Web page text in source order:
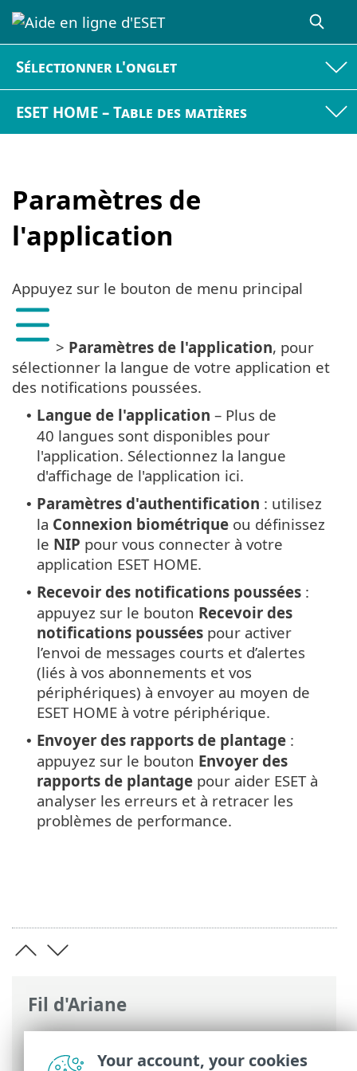
Sélectionner l'onglet
ESET HOME – Table des matières
Paramètres de
l'application
Fil d'Ariane
Aide en ligne d'ESET>ESET HOME>ESET
HOME application mobile > Paramètres
Appuyez sur le bouton de menu principal
> Paramètres de l'application, pour
sélectionner la langue de votre application et
des notifications poussées.
• Langue de l'application – Plus de
40 langues sont disponibles pour
l'application. Sélectionnez la langue
d'affichage de l'application ici.
• Paramètres d'authentification : utilisez
la Connexion biométrique ou définissez
le NIP pour vous connecter à votre
application ESET HOME.
• Recevoir des notifications poussées :
appuyez sur le bouton Recevoir des
notifications poussées pour activer
l’envoi de messages courts et d’alertes
(liés à vos abonnements et vos
périphériques) à envoyer au moyen de
ESET HOME à votre périphérique.
• Envoyer des rapports de plantage :
appuyez sur le bouton Envoyer des
rapports de plantage pour aider ESET à
analyser les erreurs et à retracer les
problèmes de performance.
Your account, your cookies